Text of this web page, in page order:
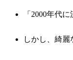
「2000年代
しかし、綺